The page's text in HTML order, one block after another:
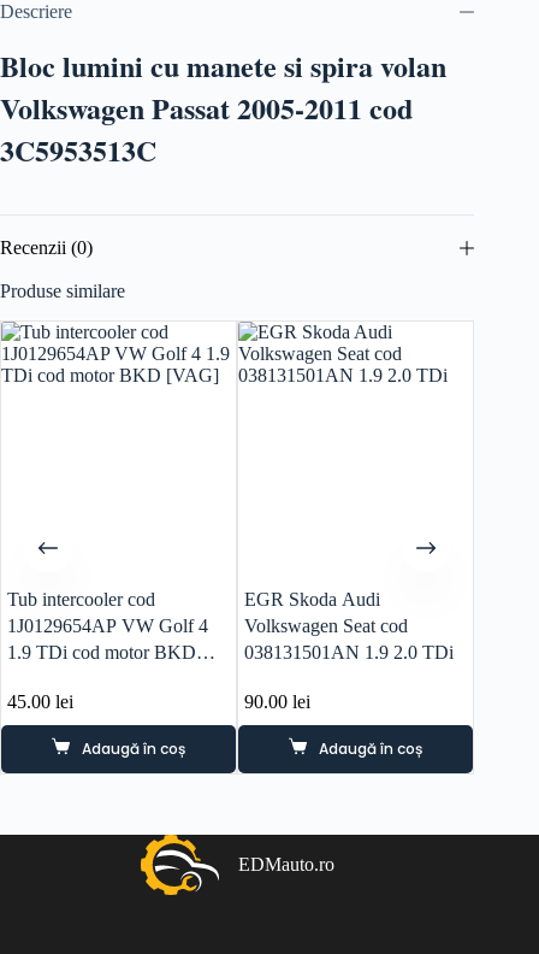
Descriere
Bloc lumini cu manete si spira volan
Volkswagen Passat 2005-2011 cod
3C5953513C
Recenzii (0)
Produse similare
Tub intercooler cod
1J0129654AP VW Golf 4
1.9 TDi cod motor BKD
45.00 lei
Adaugă în coș
EGR Skoda Audi
Volkswagen Seat cod
038131501AN 1.9 2.0 TDi
90.00lei
Adaugă în coș
EDMauto.ro